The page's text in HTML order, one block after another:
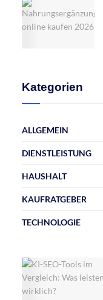
Kategorien
ALLGEMEIN
DIENSTLEISTUNG
HAUSHALT
KAUFRATGEBER
TECHNOLOGIE